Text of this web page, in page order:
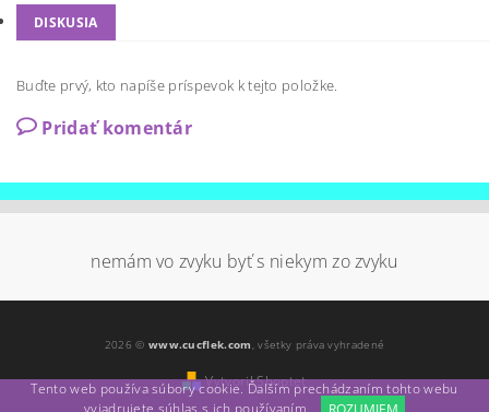
DISKUSIA
Buďte prvý, kto napíše príspevok k tejto položke.
Pridať komentár
nemám vo zvyku byť s niekym zo zvyku
2026 © www.cucflek.com, všetky práva vyhradené
Vytvoril Shoptet
Tento web používa súbory cookie. Ďalším prechádzaním tohto webu